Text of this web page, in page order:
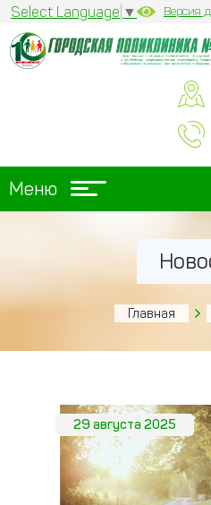
Select Language ▼ Версия
Меню
Главная
29 августа 2025